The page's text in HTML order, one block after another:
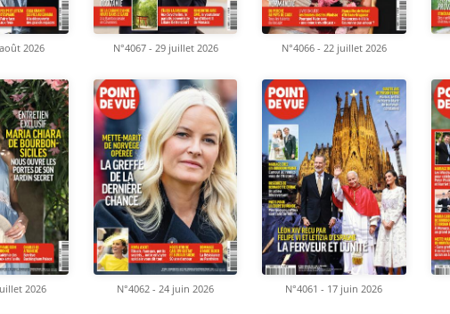
2026 N°4067 - 29 juillet 2026 N°4066 - 22 juillet 2026
2026 N°4062 - 24 juin 2026 N°4061 - 17 juin 2026